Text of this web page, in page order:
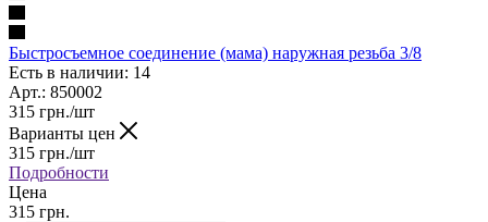
Быстросъемное соединение (мама) наружная резьба 3/8
Есть в наличии: 14
Арт.: 850002
315 грн./шт
Варианты цен
315 грн./шт
Подробности
Цена
315 грн.